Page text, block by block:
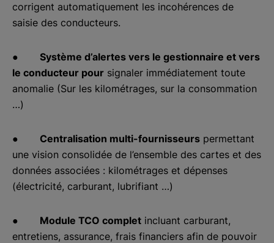
corrigent automatiquement les incohérences de
saisie des conducteurs.
● Système d’alertes vers le gestionnaire et vers
le conducteur pour signaler immédiatement toute
anomalie (Sur les kilométrages, sur la consommation
…)
● Centralisation multi-fournisseurs permettant
une vision consolidée de l’ensemble des cartes et des
données associées : kilométrages et dépenses
(électricité, carburant, lubrifiant …)
● Module TCO complet incluant carburant,
entretiens, assurance, frais financiers afin de pouvoir